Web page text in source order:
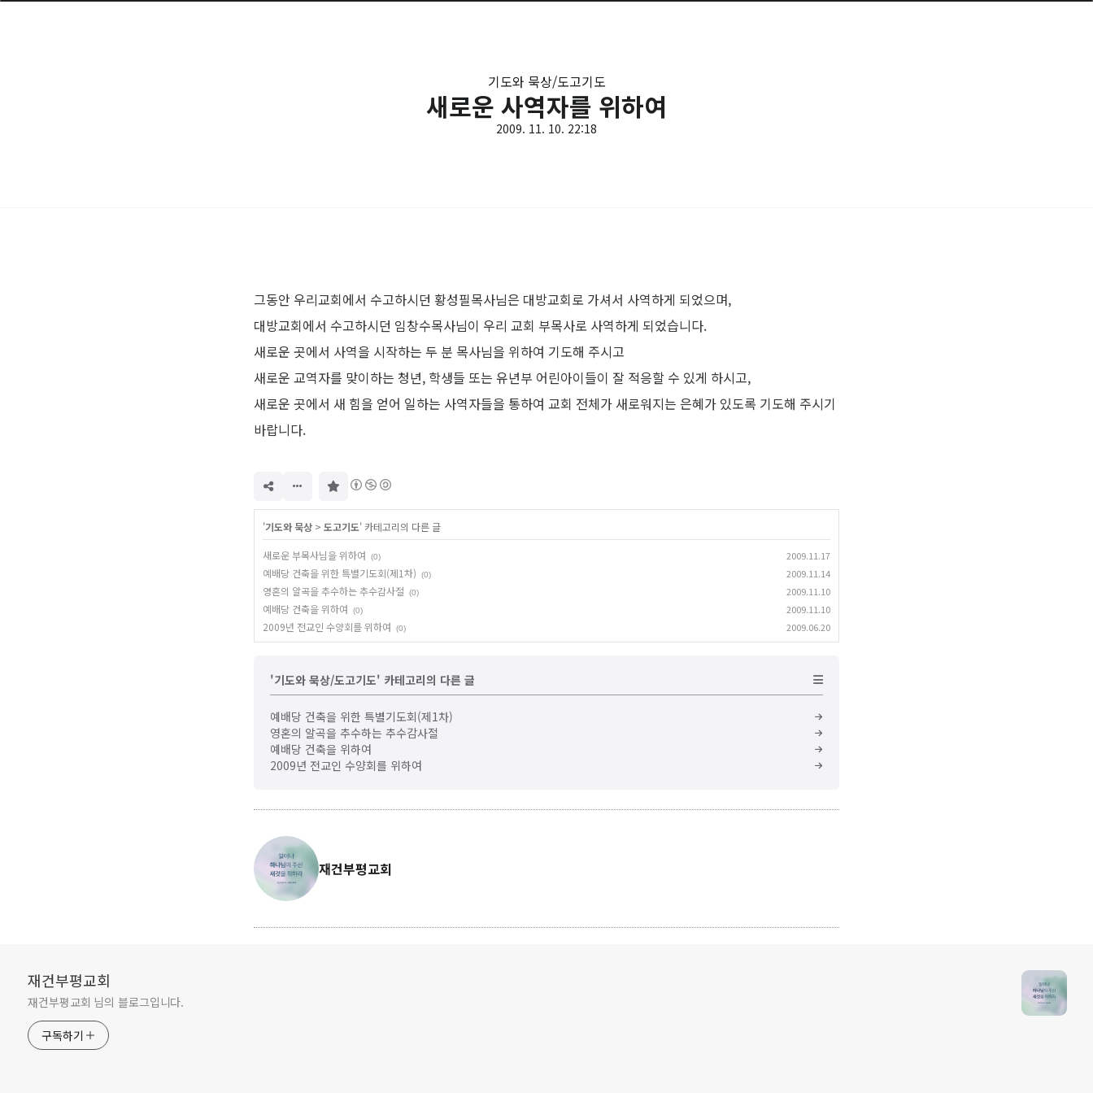
기도와 묵상/도고기도
새로운 사역자를 위하여
2009. 11. 10. 22:18
그동안 우리교회에서 수고하시던 황성필목사님은 대방교회로 가셔서 사역하게 되었으며,
대방교회에서 수고하시던 임창수목사님이 우리 교회 부목사로 사역하게 되었습니다.
새로운 곳에서 사역을 시작하는 두 분 목사님을 위하여 기도해 주시고
새로운 교역자를 맞이하는 청년, 학생들 또는 유년부 어린아이들이 잘 적응할 수 있게 하시고,
새로운 곳에서 새 힘을 얻어 일하는 사역자들을 통하여 교회 전체가 새로워지는 은혜가 있도록 기도해 주시기
바랍니다.
'기도와 묵상 > 도고기도' 카테고리의 다른 글
새로운 부목사님을 위하여 (0) 2009.11.17
예배당 건축을 위한 특별기도회(제1차) (0) 2009.11.14
영혼의 알곡을 추수하는 추수감사절 (0) 2009.11.10
예배당 건축을 위하여 (0) 2009.11.10
2009년 전교인 수양회를 위하여 (0) 2009.06.20
'기도와 묵상/도고기도' 카테고리의 다른 글
예배당 건축을 위한 특별기도회(제1차)
영혼의 알곡을 추수하는 추수감사절
예배당 건축을 위하여
2009년 전교인 수양회를 위하여
재건부평교회
재건부평교회
재건부평교회 님의 블로그입니다.
구독하기